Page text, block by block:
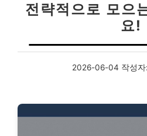
전략적으로 모으
요!
2026-06-04 작성자: